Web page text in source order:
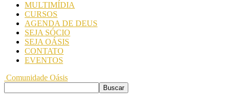
MULTIMÍDIA
CURSOS
AGENDA DE DEUS
SEJA SÓCIO
SEJA OÁSIS
CONTATO
EVENTOS
Comunidade Oásis